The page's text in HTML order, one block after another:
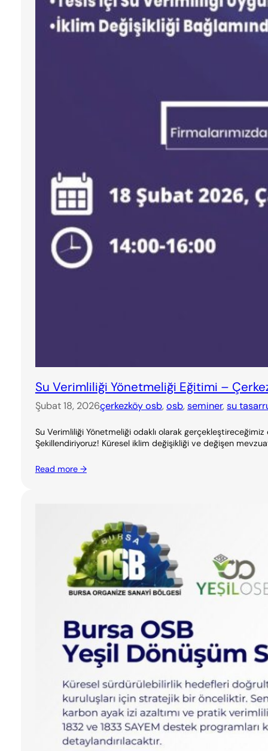
Su Verimliliği Yönetmeliği Eğitimi –
Şubat 18, 2026çerkezköy osb, osb, seminer, su
Su Verimliliği Yönetmeliği odaklı olarak
Şekillendiriyoruz! Küresel iklim değişikliği ve değişen
Read more →